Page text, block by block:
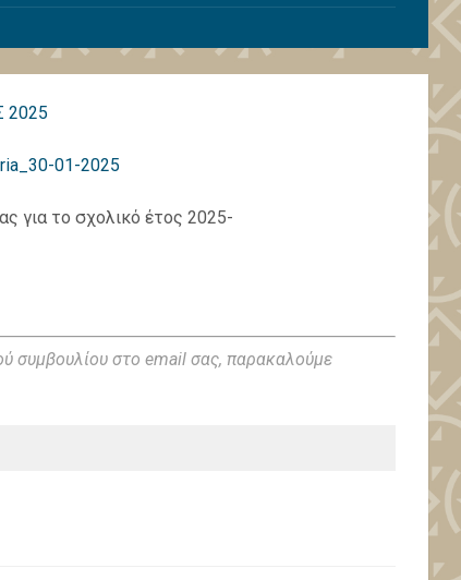
2025
01-2025
για το σχολικό έτος 2025-
συμβουλίου στο email σας, παρακαλούμε